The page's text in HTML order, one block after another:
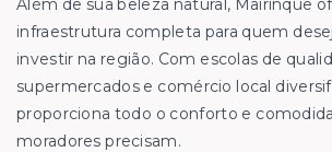
infraestrutura completa para quem
investir na região. Com escolas de
supermercados e comércio local
proporciona todo o conforto e
moradores precisam.